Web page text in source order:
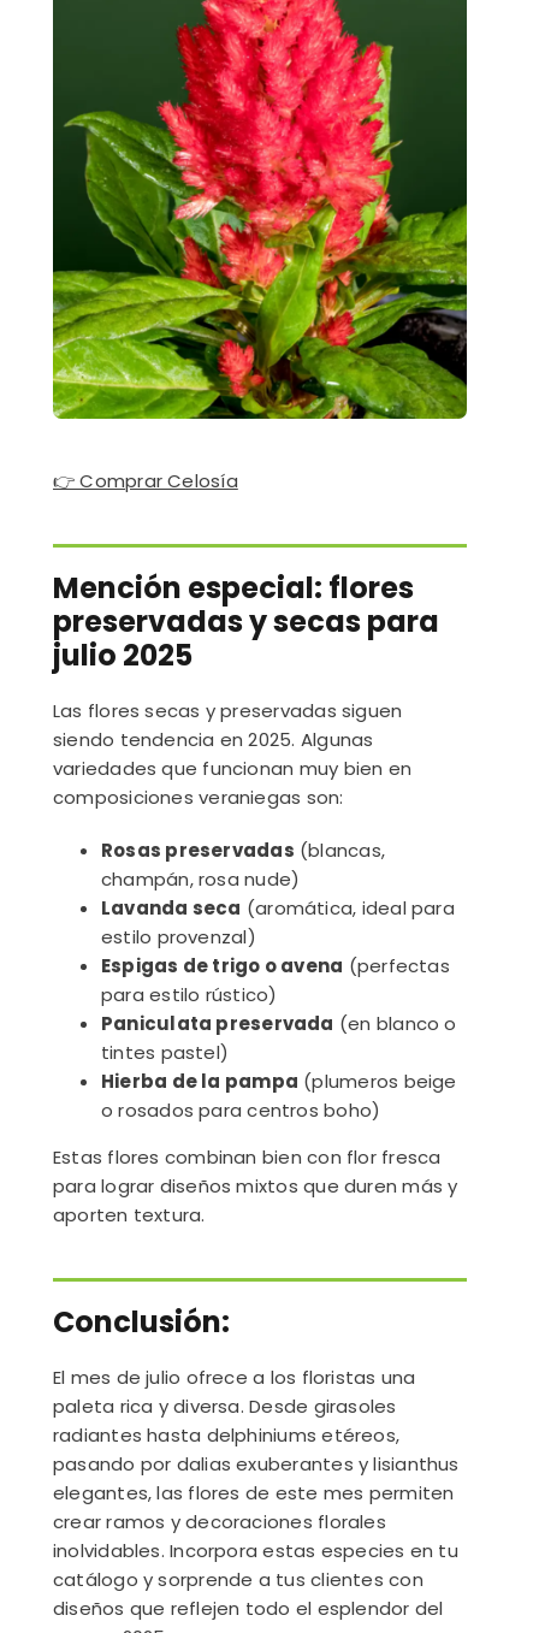
👉 Comprar Celosía
Mención especial: flores
preservadas y secas para
julio 2025
Las flores secas y preservadas siguen
siendo tendencia en 2025. Algunas
variedades que funcionan muy bien en
composiciones veraniegas son:
Rosas preservadas (blancas,
champán, rosa nude)
Lavanda seca (aromática, ideal para
estilo provenzal)
Espigas de trigo o avena (perfectas
para estilo rústico)
Paniculata preservada (en blanco o
tintes pastel)
Hierba de la pampa (plumeros beige
o rosados para centros boho)
Estas flores combinan bien con flor fresca
para lograr diseños mixtos que duren más y
aporten textura.
Conclusión:
El mes de julio ofrece a los floristas una
paleta rica y diversa. Desde girasoles
radiantes hasta delphiniums etéreos,
pasando por dalias exuberantes y lisianthus
elegantes, las flores de este mes permiten
crear ramos y decoraciones florales
inolvidables. Incorpora estas especies en tu
catálogo y sorprende a tus clientes con
diseños que reflejen todo el esplendor del